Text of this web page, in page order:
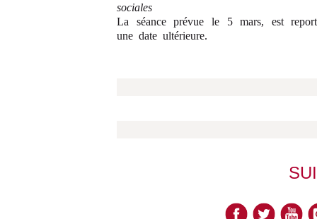
sociales
La séance prévue le 5 mars, est
une date ultérieure.